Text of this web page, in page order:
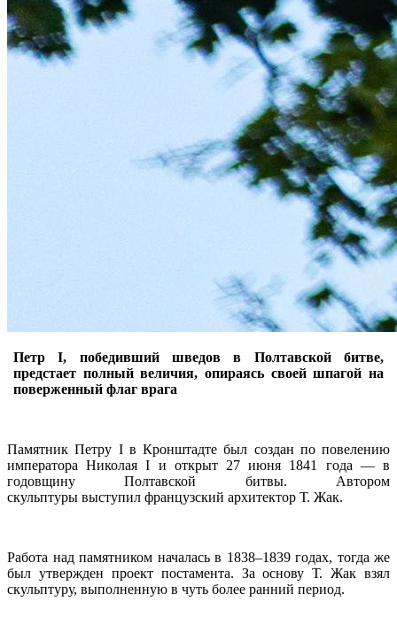
Петр I, победивший шведов в Полтавской битве,
предстает полный величия, опираясь своей шпагой на
поверженный флаг врага
Памятник Петру I в Кронштадте был создан по повелению
императора Николая I и открыт 27 июня 1841 года — в
годовщину Полтавской битвы. Автором
скульптуры выступил французский архитектор Т. Жак.
Работа над памятником началась в 1838–1839 годах, тогда же
был утвержден проект постамента. За основу Т. Жак взял
скульптуру, выполненную в чуть более ранний период.